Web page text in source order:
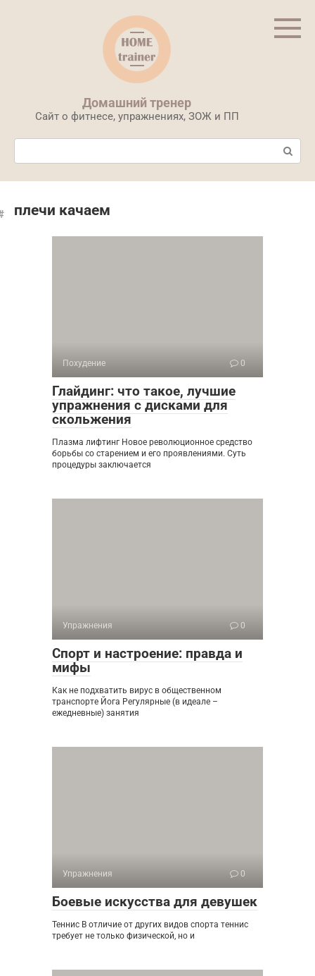
Домашний тренер
Сайт о фитнесе, упражнениях, ЗОЖ и ПП
Поиск:
плечи качаем
Похудение 0
Глайдинг: что такое, лучшие
упражнения с дисками для
скольжения
Плазма лифтинг Новое революционное средство
борьбы со старением и его проявлениями. Суть
процедуры заключается
Упражнения 0
Спорт и настроение: правда и
мифы
Как не подхватить вирус в общественном
транспорте Йога Регулярные (в идеале –
ежедневные) занятия
Упражнения 0
Боевые искусства для девушек
Теннис В отличие от других видов спорта теннис
требует не только физической, но и